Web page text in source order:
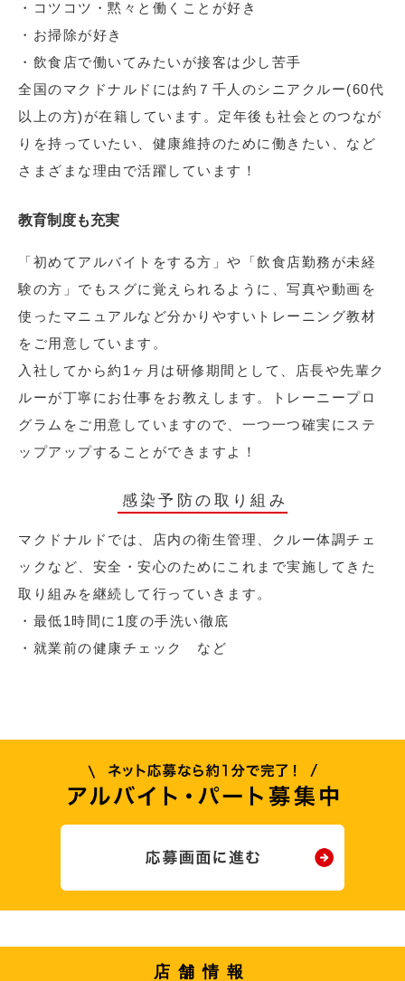
・コツコツ・黙々と働くことが好き
・お掃除が好き
・飲食店で働いてみたいが接客は少し苦手
全国のマクドナルドには約７千人のシニアクルー(60代
以上の方)が在籍しています。定年後も社会とのつなが
りを持っていたい、健康維持のために働きたい、など
さまざまな理由で活躍しています！
教育制度も充実
「初めてアルバイトをする方」や「飲食店勤務が未経
験の方」でもスグに覚えられるように、写真や動画を
使ったマニュアルなど分かりやすいトレーニング教材
をご用意しています。
入社してから約1ヶ月は研修期間として、店長や先輩ク
ルーが丁寧にお仕事をお教えします。トレーニープロ
グラムをご用意していますので、一つ一つ確実にステ
ップアップすることができますよ！
感染予防の取り組み
マクドナルドでは、店内の衛生管理、クルー体調チェ
ックなど、安全・安心のためにこれまで実施してきた
取り組みを継続して行っていきます。
・最低1時間に1度の手洗い徹底
・就業前の健康チェック など
店舗情報